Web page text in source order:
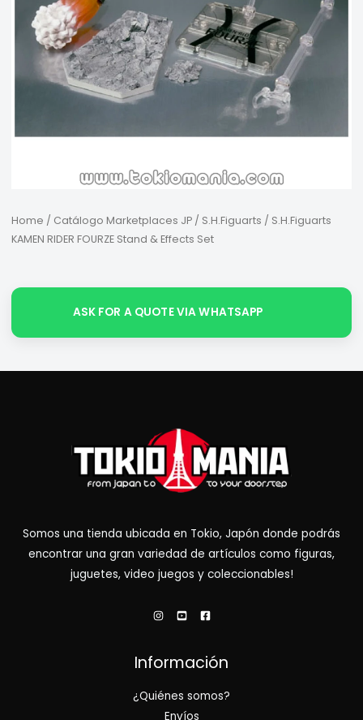
Home / Catálogo Marketplaces JP/ S.H.Figuarts / S.H.Figuarts
KAMEN RIDER FOURZE Stand & Effects Set
ASK FOR A QUOTE VIA WHATSAPP
Somos una tienda ubicada en Tokio, Japón donde podrás
encontrar una gran variedad de artículos como figuras,
juguetes, video juegos y coleccionables!
Información
¿Quiénes somos?
Envíos